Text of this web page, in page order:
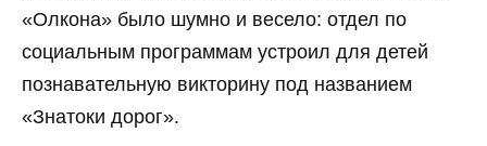
«Олкона» было шумно и весело: отдел по
социальным программам устроил для детей
познавательную викторину под названием
«Знатоки дорог».